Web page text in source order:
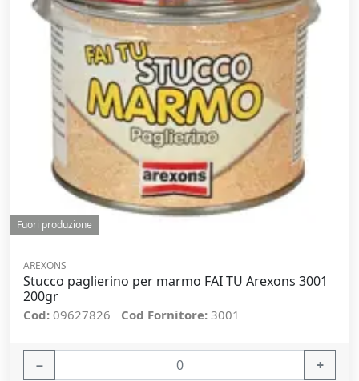
Fuori produzione
AREXONS
Stucco paglierino per marmo FAI TU Arexons 3001
200gr
Cod: 09627826 Cod Fornitore: 3001
− +